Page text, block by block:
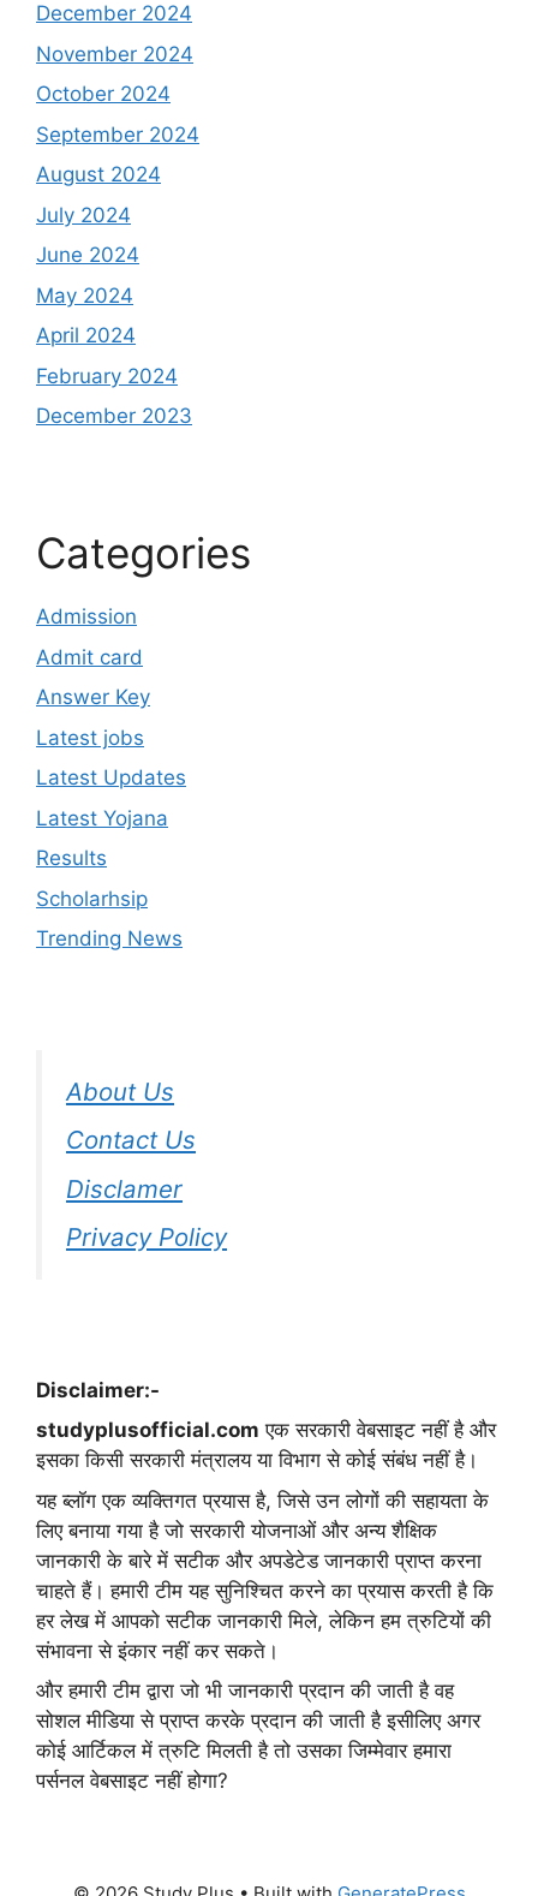
December 2024
November 2024
October 2024
September 2024
August 2024
July 2024
June 2024
May 2024
April 2024
February 2024
December 2023
Categories
Admission
Admit card
Answer Key
Latest jobs
Latest Updates
Latest Yojana
Results
Scholarhsip
Trending News
About Us
Contact Us
Disclamer
Privacy Policy
Disclaimer:-
studyplusofficial.com एक सरकारी वेबसाइट नहीं है और
इसका किसी सरकारी मंत्रालय या विभाग से कोई संबंध नहीं है।
यह ब्लॉग एक व्यक्तिगत प्रयास है, जिसे उन लोगों की सहायता के
लिए बनाया गया है जो सरकारी योजनाओं और अन्य शैक्षिक
जानकारी के बारे में सटीक और अपडेटेड जानकारी प्राप्त करना
चाहते हैं। हमारी टीम यह सुनिश्चित करने का प्रयास करती है कि
हर लेख में आपको सटीक जानकारी मिले, लेकिन हम त्रुटियों की
संभावना से इंकार नहीं कर सकते।
और हमारी टीम द्वारा जो भी जानकारी प्रदान की जाती है वह
सोशल मीडिया से प्राप्त करके प्रदान की जाती है इसीलिए अगर
कोई आर्टिकल में त्रुटि मिलती है तो उसका जिम्मेवार हमारा
पर्सनल वेबसाइट नहीं होगा?